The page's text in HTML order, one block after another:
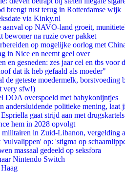
brengt rust terug in Rotterdamse wijk
via Kinky.nl
aanval op NAVO-land groeit,
bewoner na ruzie over pakket
op mogelijke oorlog met
in Nice en neemt geel over
en gesneden: zes jaar cel en tbs voor
dat ik heb gefaald als moeder"
geteste moedermelk, borstvoeding
very sfw!)
DOA overspoeld met babykonijntjes
andersluidende politieke mening, laat
gaat strijd aan met
hem in 2028 opvolgt
militairen in Zuid-Libanon, vergelding
op: 'stigma op
massaal gedeeld op seksfora
Nintendo Switch